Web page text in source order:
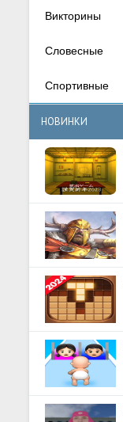
Викторины
Словесные
Спортивные
НОВИНКИ